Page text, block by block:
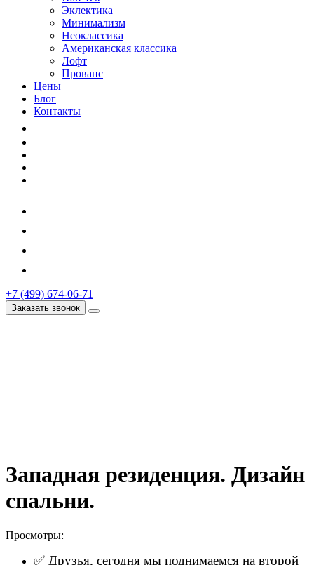
Эклектика
Минимализм
Неоклассика
Американская классика
Лофт
Прованс
Цены
Блог
Контакты
+7 (499) 674-06-71
Заказать звонок
Западная резиденция. Дизайн
спальни.
Просмотры:
✅ Друзья, сегодня мы поднимаемся на второй